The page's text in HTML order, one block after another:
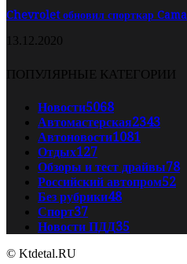
Chevrolet обновил спорткар
13.12.2020
ПОПУЛЯРНЫЕ КАТЕГОРИИ
Новости5068
Автомастерская2343
Автоновости1081
Отдых127
Обзоры и тест драйвы78
Российский автопром52
Без рубрики48
Спорт37
Новости ПДД35
© Ktdetal.RU